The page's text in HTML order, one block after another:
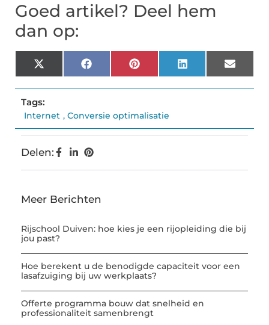
Goed artikel? Deel hem
dan op:
X
(Twitter)
FacebookPinterestLinkedInEmail
Tags:
Internet , Conversie optimalisatie
Delen:
Meer Berichten
Rijschool Duiven: hoe kies je een rijopleiding die bij
jou past?
Hoe berekent u de benodigde capaciteit voor een
lasafzuiging bij uw werkplaats?
Offerte programma bouw dat snelheid en
professionaliteit samenbrengt